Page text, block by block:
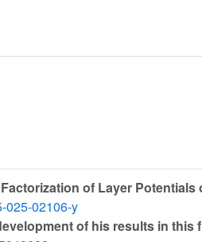
of Layer
025-02106-y
of his results in this